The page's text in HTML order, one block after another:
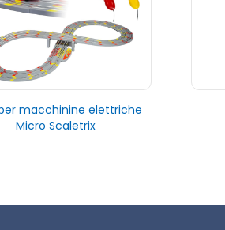
macchinine elettriche
Micro Scaletrix